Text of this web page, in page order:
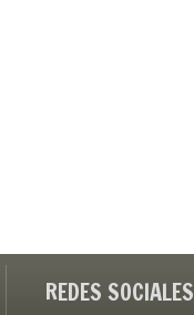
REDES SOCIALES